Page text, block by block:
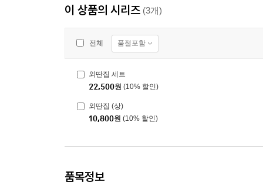
이 상품의 시리즈 (3개)
전체 품절포함
외딴집 세트
22,500원 (10% 할인)
외딴집 (상)
10,800원 (10% 할인)
품목정보